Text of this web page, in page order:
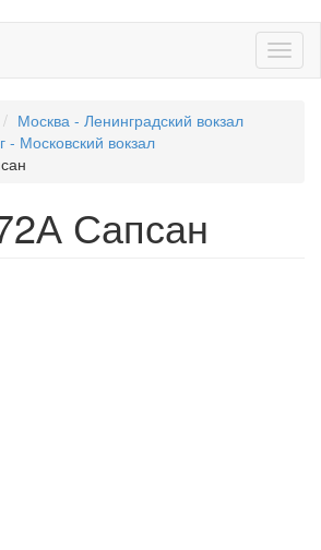
Москва - Ленинградский вокзал
- Московский вокзал
Сапсан